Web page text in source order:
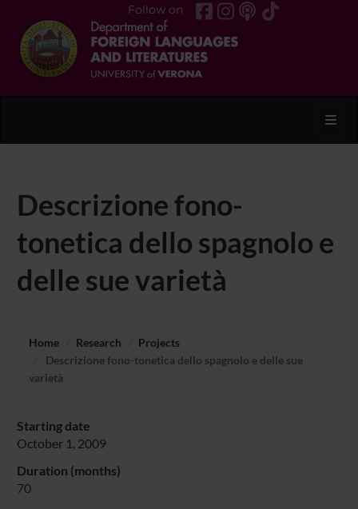
Follow on
Descrizione fono-
tonetica dello spagnolo e
delle sue varietà
Home Research
Projects
Descrizione fono-tonetica dello spagnolo e delle sue
varietà
Starting date
October 1, 2009
Duration (months)
70